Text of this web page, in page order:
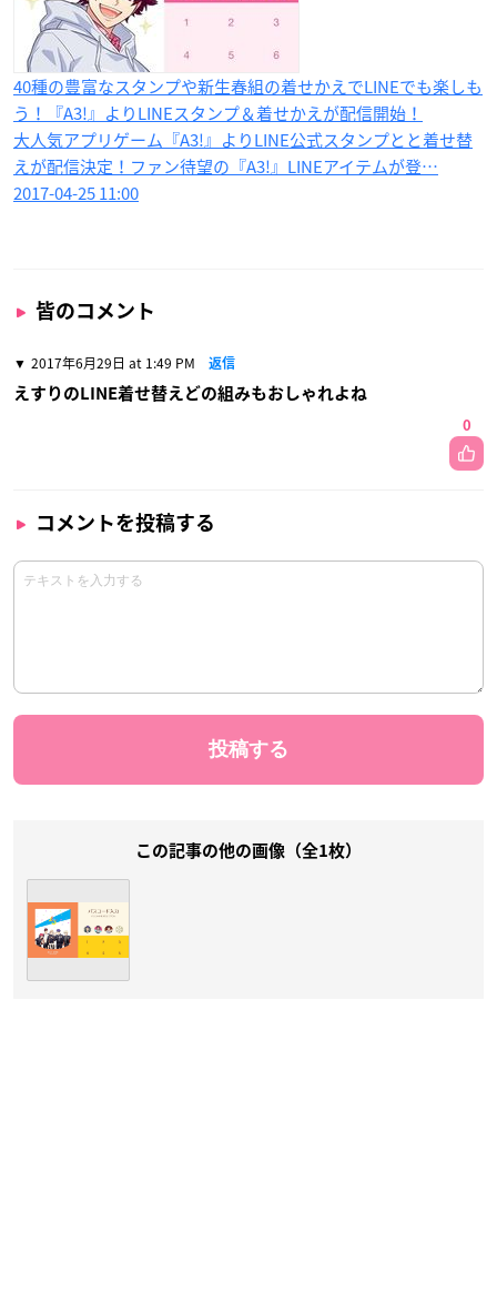
40種の豊富なスタンプや新生春組の着せかえでLINEでも楽しも
う！『A3!』よりLINEスタンプ＆着せかえが配信開始！
大人気アプリゲーム『A3!』よりLINE公式スタンプとと着せ替
えが配信決定！ファン待望の『A3!』LINEアイテムが登…
2017-04-25 11:00
皆のコメント
2017年6月29日 at 1:49 PM 返信
えすりのLINE着せ替えどの組みもおしゃれよね
0
コメントを投稿する
この記事の他の画像（全1枚）